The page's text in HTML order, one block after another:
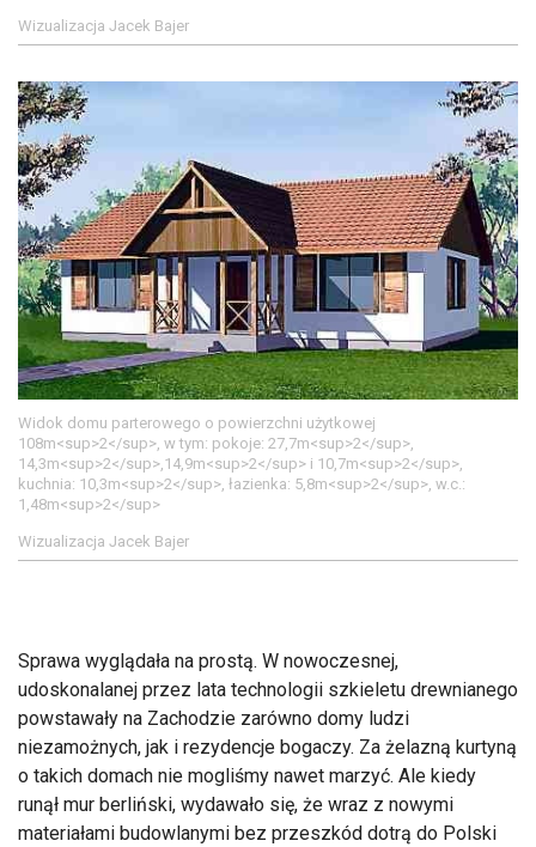
Wizualizacja Jacek Bajer
Widok domu parterowego o powierzchni użytkowej
108m<sup>2</sup>, w tym: pokoje: 27,7m<sup>2</sup>,
14,3m<sup>2</sup>,14,9m<sup>2</sup> i 10,7m<sup>2</sup>,
kuchnia: 10,3m<sup>2</sup>, łazienka: 5,8m<sup>2</sup>, w.c.:
1,48m<sup>2</sup>
Wizualizacja Jacek Bajer
Sprawa wyglądała na prostą. W nowoczesnej,
udoskonalanej przez lata technologii szkieletu drewnianego
powstawały na Zachodzie zarówno domy ludzi
niezamożnych, jak i rezydencje bogaczy. Za żelazną kurtyną
o takich domach nie mogliśmy nawet marzyć. Ale kiedy
runął mur berliński, wydawało się, że wraz z nowymi
materiałami budowlanymi bez przeszkód dotrą do Polski